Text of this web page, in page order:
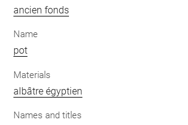
ancien fonds
Name
pot
Materials
albâtre égyptien
Names and titles